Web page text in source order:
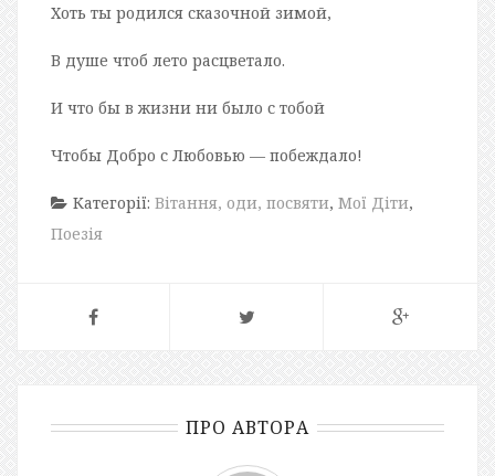
Хоть ты родился сказочной зимой,
В душе чтоб лето расцветало.
И что бы в жизни ни было с тобой
Чтобы Добро с Любовью — побеждало!
Категорії: Вітання, оди, посвяти, Мої Діти,
Поезія
ПРО АВТОРА